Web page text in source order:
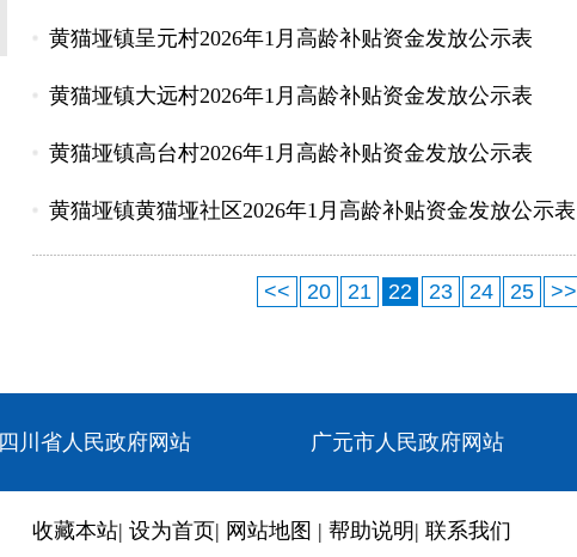
黄猫垭镇呈元村2026年1月高龄补贴资金发放公示表
黄猫垭镇大远村2026年1月高龄补贴资金发放公示表
黄猫垭镇高台村2026年1月高龄补贴资金发放公示表
黄猫垭镇黄猫垭社区2026年1月高龄补贴资金发放公示表
<< 20 21 22 23 24 25 >>
四川省人民政府网站 广元市人民政府网站
收藏本站| 设为首页| 网站地图 | 帮助说明 | 联系我们